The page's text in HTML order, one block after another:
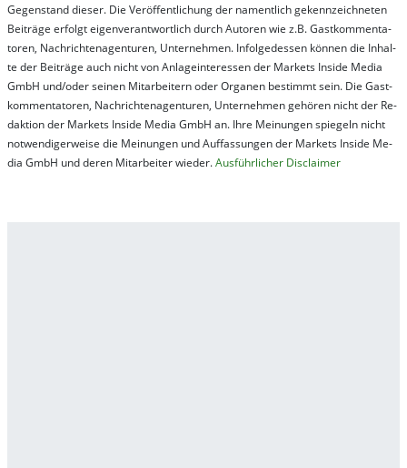
Ge­gen­stand die­ser. Die Ver­öf­fent­lich­ung der na­ment­lich ge­kenn­zeich­net­en
Bei­trä­ge er­folgt ei­gen­ver­ant­wort­lich durch Au­tor­en wie z.B. Gast­kom­men­ta­
tor­en, Nach­richt­en­ag­en­tur­en, Un­ter­neh­men. In­fol­ge­des­sen kön­nen die In­hal­
te der Bei­trä­ge auch nicht von An­la­ge­in­te­res­sen der Mar­kets In­side Me­dia
GmbH und/oder sei­nen Mit­ar­bei­tern oder Or­ga­nen be­stim­mt sein. Die Gast­
kom­men­ta­tor­en, Nach­rich­ten­ag­en­tur­en, Un­ter­neh­men ge­hör­en nicht der Re­
dak­tion der Mar­kets In­side Me­dia GmbH an. Ihre Mei­nung­en spie­geln nicht
not­wen­di­ger­wei­se die Mei­nung­en und Auf­fas­sung­en der Mar­kets In­side Me­
dia GmbH und de­ren Mit­ar­bei­ter wie­der.Aus­führ­lich­er Dis­clai­mer